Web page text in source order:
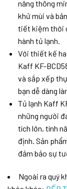
năng thông
khử mùi và
tiết kiệm thời
hành tủ lạnh.
Với thiết kế
Kaff KF-
và sắp xếp
bạn dễ dàng
Tủ lạnh Kaff
những người
tích lớn, tính
định. Sản
đảm bảo sự
Ngoài ra quý